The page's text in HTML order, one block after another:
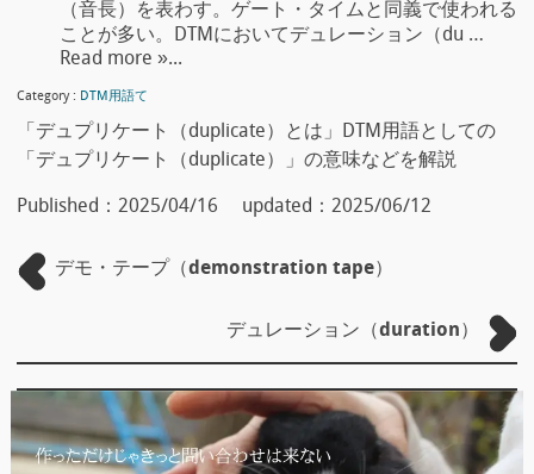
（音長）を表わす。ゲート・タイムと同義で使われる
ことが多い。DTMにおいてデュレーション（du …
Read more »...
Category : DTM用語て
「デュプリケート（duplicate）とは」DTM用語としての
「デュプリケート（duplicate）」の意味などを解説
Published： 2025/04/16 updated： 2025/06/12
デモ・テープ（demonstration tape）
デュレーション（duration）